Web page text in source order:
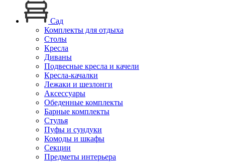
Сад
Комплекты для отдыха
Столы
Кресла
Диваны
Подвесные кресла и качели
Кресла-качалки
Лежаки и шезлонги
Аксессуары
Обеденные комплекты
Барные комплекты
Стулья
Пуфы и сундуки
Комоды и шкафы
Секции
Предметы интерьера